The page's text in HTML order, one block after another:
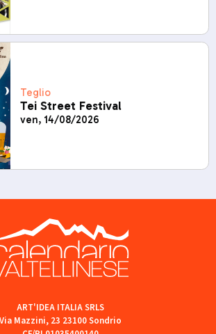
Teglio
Tei Street Festival
ven, 14/08/2026
ART'IDEA ITALIA SRLS
Via Mazzini, 23 23100 Sondrio